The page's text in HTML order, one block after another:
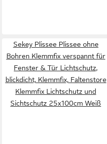
Sekey Plissee Plissee ohne
Bohren Klemmfix verspannt für
Fenster & Tür Lichtschutz,
blickdicht, Klemmfix, Faltenstore
Klemmfix Lichtschutz und
Sichtschutz 25x100cm Weiß